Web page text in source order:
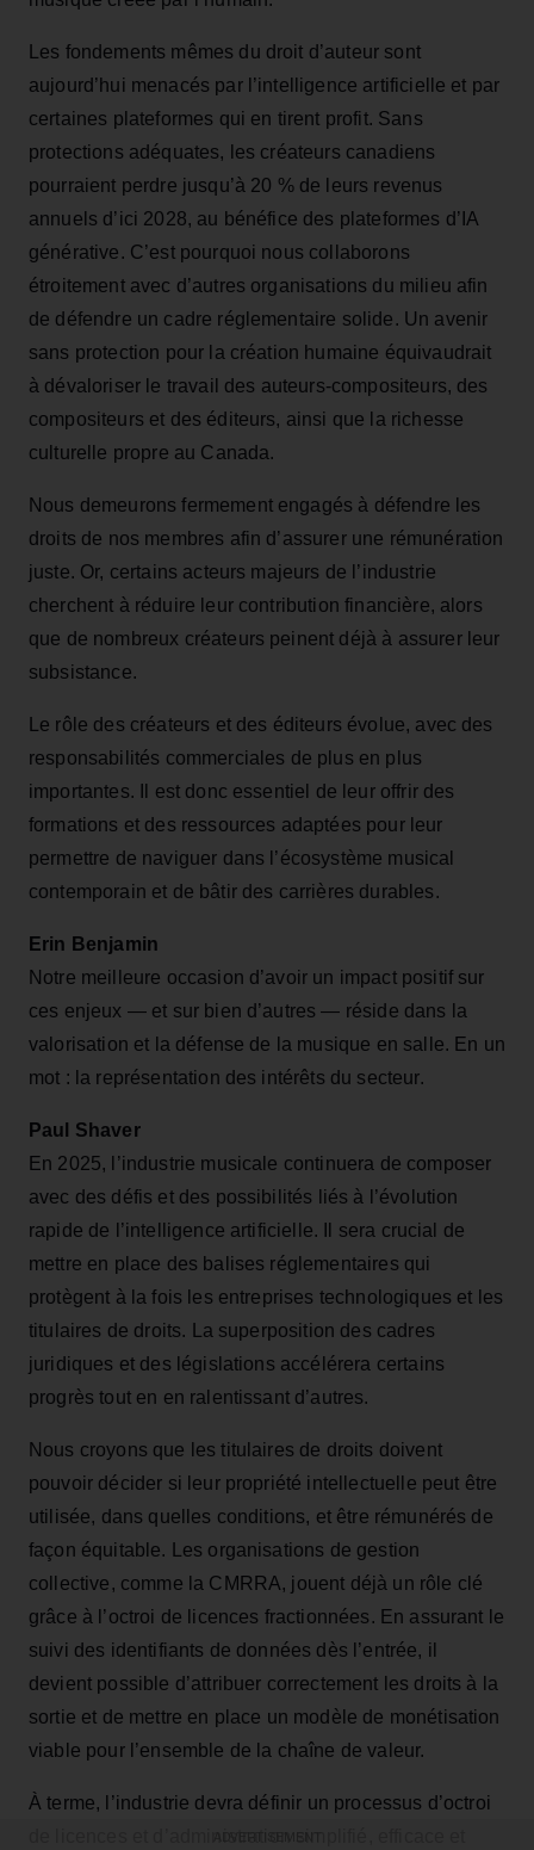
Les fondements mêmes du droit d’auteur sont
aujourd’hui menacés par l’intelligence artificielle et par
certaines plateformes qui en tirent profit. Sans
protections adéquates, les créateurs canadiens
pourraient perdre jusqu’à 20 % de leurs revenus
annuels d’ici 2028, au bénéfice des plateformes d’IA
générative. C’est pourquoi nous collaborons
étroitement avec d’autres organisations du milieu afin
de défendre un cadre réglementaire solide. Un avenir
sans protection pour la création humaine équivaudrait
à dévaloriser le travail des auteurs-compositeurs, des
compositeurs et des éditeurs, ainsi que la richesse
culturelle propre au Canada.
Nous demeurons fermement engagés à défendre les
droits de nos membres afin d’assurer une rémunération
juste. Or, certains acteurs majeurs de l’industrie
cherchent à réduire leur contribution financière, alors
que de nombreux créateurs peinent déjà à assurer leur
subsistance.
Le rôle des créateurs et des éditeurs évolue, avec des
responsabilités commerciales de plus en plus
importantes. Il est donc essentiel de leur offrir des
formations et des ressources adaptées pour leur
permettre de naviguer dans l’écosystème musical
contemporain et de bâtir des carrières durables.
Erin Benjamin
Notre meilleure occasion d’avoir un impact positif sur
ces enjeux — et sur bien d’autres — réside dans la
valorisation et la défense de la musique en salle. En un
mot : la représentation des intérêts du secteur.
Paul Shaver
En 2025, l’industrie musicale continuera de composer
avec des défis et des possibilités liés à l’évolution
rapide de l’intelligence artificielle. Il sera crucial de
mettre en place des balises réglementaires qui
protègent à la fois les entreprises technologiques et les
titulaires de droits. La superposition des cadres
juridiques et des législations accélérera certains
progrès tout en en ralentissant d’autres.
Nous croyons que les titulaires de droits doivent
pouvoir décider si leur propriété intellectuelle peut être
utilisée, dans quelles conditions, et être rémunérés de
façon équitable. Les organisations de gestion
collective, comme la CMRRA, jouent déjà un rôle clé
grâce à l’octroi de licences fractionnées. En assurant le
suivi des identifiants de données dès l’entrée, il
devient possible d’attribuer correctement les droits à la
sortie et de mettre en place un modèle de monétisation
viable pour l’ensemble de la chaîne de valeur.
À terme, l’industrie devra définir un processus d’octroi